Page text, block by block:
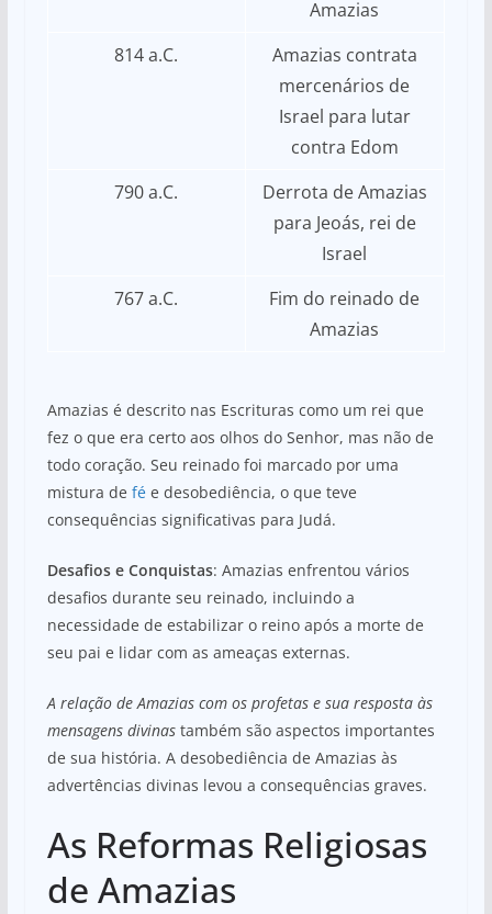
Amazias
814 a.C.
Amazias contrata
mercenários de
Israel para lutar
contra Edom
790 a.C.
Derrota de Amazias
para Jeoás, rei de
Israel
767 a.C.
Fim do reinado de
Amazias
Amazias é descrito nas Escrituras como um rei que
fez o que era certo aos olhos do Senhor, mas não de
todo coração. Seu reinado foi marcado por uma
mistura de fée desobediência, o que teve
consequências significativas para Judá.
Desafios e Conquistas: Amazias enfrentou vários
desafios durante seu reinado, incluindo a
necessidade de estabilizar o reino após a morte de
seu pai e lidar com as ameaças externas.
A relação de Amazias com os profetas e sua resposta às
mensagens divinastambém são aspectos importantes
de sua história. A desobediência de Amazias às
advertências divinas levou a consequências graves.
As Reformas Religiosas
de Amazias